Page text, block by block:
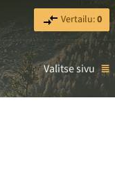
Vertailu:0
Valitse sivu